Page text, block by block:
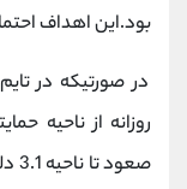
بود.این اهداف
در صورتیکه در
روزانه از ناحیه